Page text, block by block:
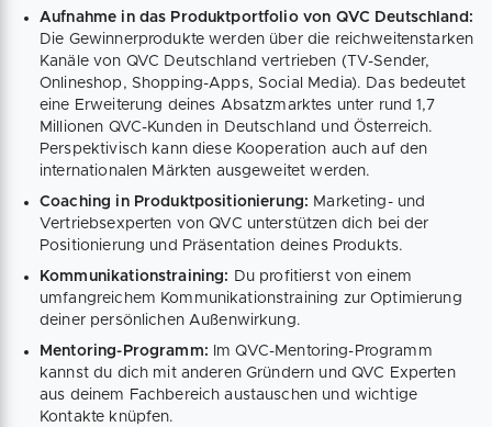
Aufnahme in das Produktportfolio von QVC Deutschland:
Die Gewinnerprodukte werden über die reichweitenstarken
Kanäle von QVC Deutschland vertrieben (TV-Sender,
Onlineshop, Shopping-Apps, Social Media). Das bedeutet
eine Erweiterung deines Absatzmarktes unter rund 1,7
Millionen QVC-Kunden in Deutschland und Österreich.
Perspektivisch kann diese Kooperation auch auf den
internationalen Märkten ausgeweitet werden.
Coaching in Produktpositionierung: Marketing- und
Vertriebsexperten von QVC unterstützen dich bei der
Positionierung und Präsentation deines Produkts.
Kommunikationstraining: Du profitierst von einem
umfangreichem Kommunikationstraining zur Optimierung
deiner persönlichen Außenwirkung.
Mentoring-Programm:
Im QVC-Mentoring-Programm
kannst du dich mit anderen Gründern und QVC Experten
aus deinem Fachbereich austauschen und wichtige
Kontakte knüpfen.